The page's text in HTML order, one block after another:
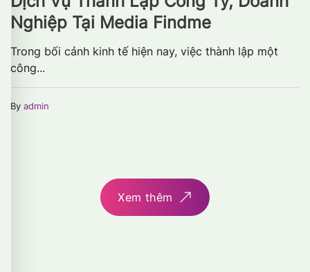
Nghiệp Tại Media Findme
Trong bối cảnh kinh tế hiện nay, việc thành lập một
công...
By admin
Xem thêm